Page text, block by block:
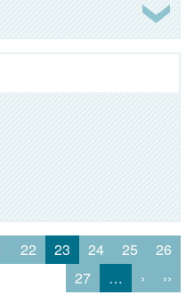
22 23 24 25
26
27
… › ››